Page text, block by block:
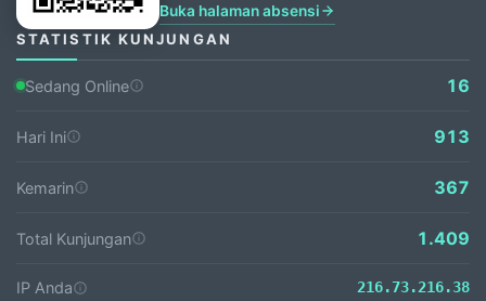
Buka halaman absensi
STATISTIK KUNJUNGAN
Sedang Online 16
Hari Ini 913
Kemarin 367
Total Kunjungan 1.409
IP Anda 216.73.216.38